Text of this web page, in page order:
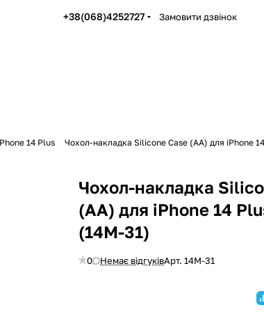
+38(068)4252727 Замовити дзвінок
14 Plus Чохол-накладка Silicone Case (AA) для iPhone
Чохол-накладка
(AA) для iPhone 14
(14M-31)
0 Немає відгуківАрт.14M-31